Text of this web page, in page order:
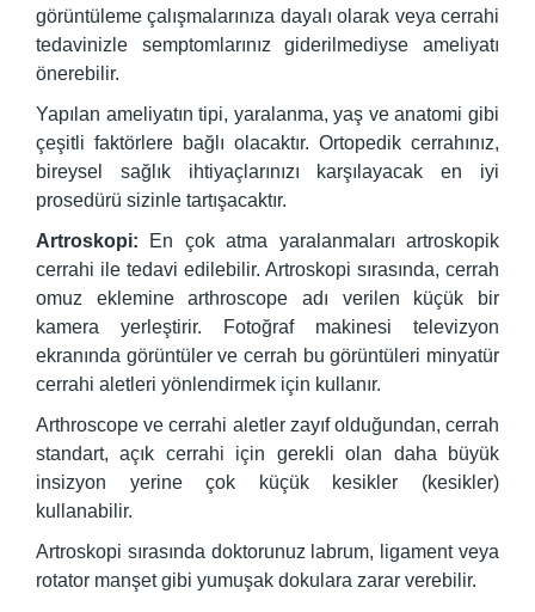
görüntüleme çalışmalarınıza dayalı olarak veya cerrahi
tedavinizle semptomlarınız giderilmediyse ameliyatı
önerebilir.
Yapılan ameliyatın tipi, yaralanma, yaş ve anatomi gibi
çeşitli faktörlere bağlı olacaktır. Ortopedik cerrahınız,
bireysel sağlık ihtiyaçlarınızı karşılayacak en iyi
prosedürü sizinle tartışacaktır.
Artroskopi: En çok atma yaralanmaları artroskopik
cerrahi ile tedavi edilebilir. Artroskopi sırasında, cerrah
omuz eklemine arthroscope adı verilen küçük bir
kamera yerleştirir. Fotoğraf makinesi televizyon
ekranında görüntüler ve cerrah bu görüntüleri minyatür
cerrahi aletleri yönlendirmek için kullanır.
Arthroscope ve cerrahi aletler zayıf olduğundan, cerrah
standart, açık cerrahi için gerekli olan daha büyük
insizyon yerine çok küçük kesikler (kesikler)
kullanabilir.
Artroskopi sırasında doktorunuz labrum, ligament veya
rotator manşet gibi yumuşak dokulara zarar verebilir.